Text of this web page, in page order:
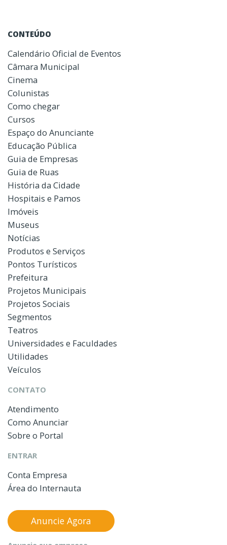
CONTEÚDO
Calendário Oficial de Eventos
Câmara Municipal
Cinema
Colunistas
Como chegar
Cursos
Espaço do Anunciante
Educação Pública
Guia de Empresas
Guia de Ruas
História da Cidade
Hospitais e Pamos
Imóveis
Museus
Notícias
Produtos e Serviços
Pontos Turísticos
Prefeitura
Projetos Municipais
Projetos Sociais
Segmentos
Teatros
Universidades e Faculdades
Utilidades
Veículos
CONTATO
Atendimento
Como Anunciar
Sobre o Portal
ENTRAR
Conta Empresa
Área do Internauta
Anuncie Agora